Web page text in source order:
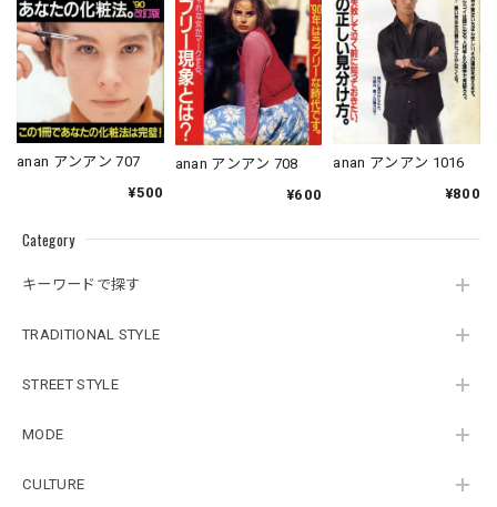
Category
キーワードで探す
TRADITIONAL STYLE
STREET STYLE
MODE
CULTURE
anan アンアン 707
¥500
anan アンアン 708
¥600
anan アンアン 1016
¥800